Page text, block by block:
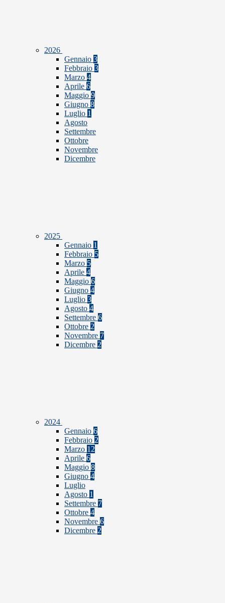
2026
Gennaio 3
Febbraio 3
Marzo 4
Aprile 6
Maggio 9
Giugno 8
Luglio 1
Agosto
Settembre
Ottobre
Novembre
Dicembre
2025
Gennaio 1
Febbraio 5
Marzo 5
Aprile 4
Maggio 6
Giugno 4
Luglio 3
Agosto 4
Settembre 6
Ottobre 2
Novembre 7
Dicembre 2
2024
Gennaio 6
Febbraio 2
Marzo 12
Aprile 6
Maggio 8
Giugno 4
Luglio
Agosto 1
Settembre 7
Ottobre 4
Novembre 6
Dicembre 2